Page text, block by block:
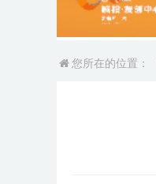
您所在的位置：